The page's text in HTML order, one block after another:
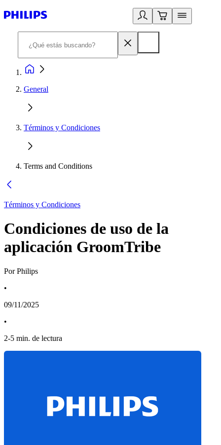
General
Términos y Condiciones
Terms and Conditions
Términos y Condiciones
Condiciones de uso de la
aplicación GroomTribe
Por Philips
•
09/11/2025
•
2-5 min. de lectura